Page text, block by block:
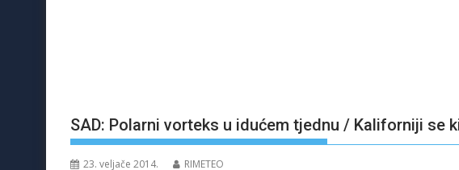
SAD: Polarni vorteks u idućem tjednu / Kaliforniji se
23. veljače 2014. RIMETEO